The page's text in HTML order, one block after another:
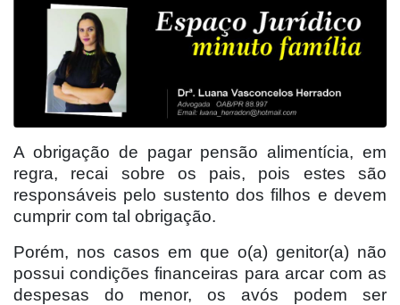
A obrigação de pagar pensão alimentícia, em
regra, recai sobre os pais, pois estes são
responsáveis pelo sustento dos filhos e devem
cumprir com tal obrigação.
Porém, nos casos em que o(a) genitor(a) não
possui condições financeiras para arcar com as
despesas do menor, os avós podem ser